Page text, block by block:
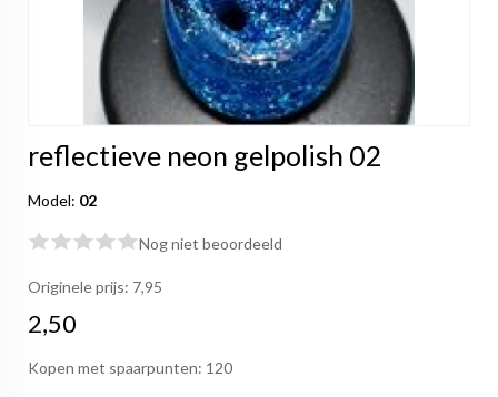
reflectieve neon gelpolish 02
Model: 02
Nog niet beoordeeld
Originele prijs: 7,95
2,50
Kopen met spaarpunten: 120